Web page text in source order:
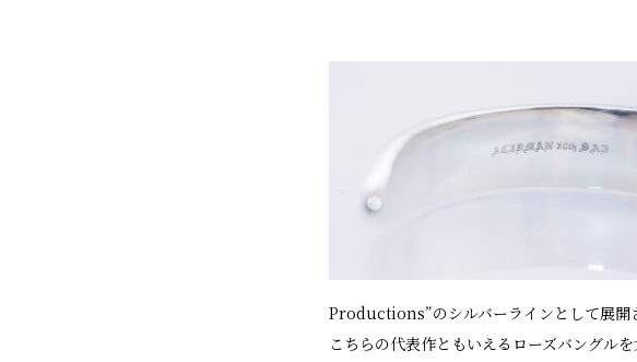
Productions”のシルバーラインとして展開
こちらの代表作ともいえるローズバングル